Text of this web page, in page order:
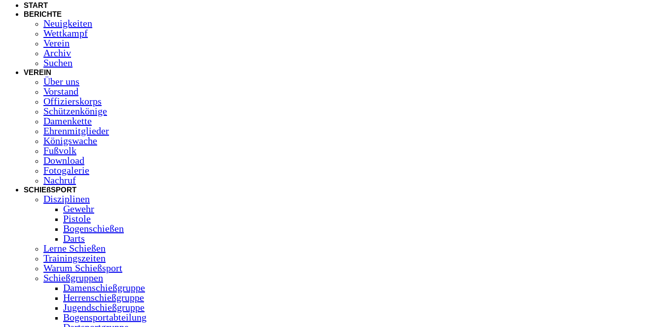
START
BERICHTE
Neuigkeiten
Wettkampf
Verein
Archiv
Suchen
VEREIN
Über uns
Vorstand
Offizierskorps
Schützenkönige
Damenkette
Ehrenmitglieder
Königswache
Fußvolk
Download
Fotogalerie
Nachruf
SCHIEßSPORT
Disziplinen
Gewehr
Pistole
Bogenschießen
Darts
Lerne Schießen
Trainingszeiten
Warum Schießsport
Schießgruppen
Damenschießgruppe
Herrenschießgruppe
Jugendschießgruppe
Bogensportabteilung